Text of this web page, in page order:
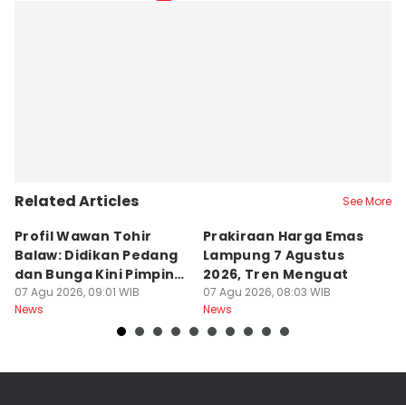
Related Articles See More
Profil Wawan Tohir
Balaw: Didikan Pedang
dan Bunga Kini Pimpin
PRI Lampung
07 Agu 2026, 09:01 WIB
News
Prakiraan Harga Emas
Lampung 7 Agustus
2026, Tren Menguat
07 Agu 2026, 08:03 WIB
News